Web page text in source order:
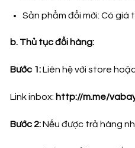
Sản phẩm đổi mới: Có giá
b. Thủ tục đổi hàng:
Bước 1:Liên hệ với store
Link inbox: http://m.me/
Bước 2:Nếu được trả hàng